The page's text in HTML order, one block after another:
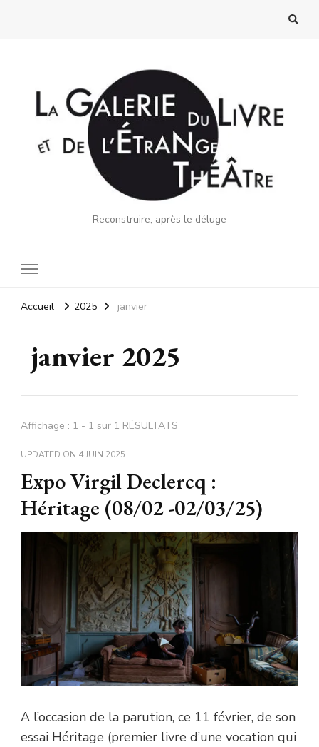
Reconstruire, après le déluge
Accueil 2025 janvier
janvier 2025
Affichage : 1 - 1 sur 1 RÉSULTATS
UPDATED ON 4 JUIN 2025
Expo Virgil Declercq :
Héritage (08/02 -02/03/25)
A l’occasion de la parution, ce 11 février, de son
essai Héritage (premier livre d’une vocation qui